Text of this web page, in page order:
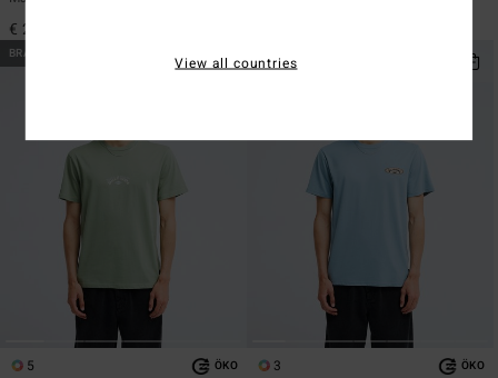
€ 25,95
BRANDNEU
5 ÖKO 3 ÖKO
View all countries